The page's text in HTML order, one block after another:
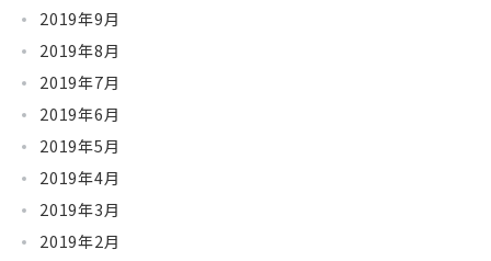
2019年9月
2019年8月
2019年7月
2019年6月
2019年5月
2019年4月
2019年3月
2019年2月